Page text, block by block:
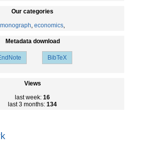
Our categories
monograph,economics,
Metadata download
BibTeX
Views
last week:16
last 3 months:134